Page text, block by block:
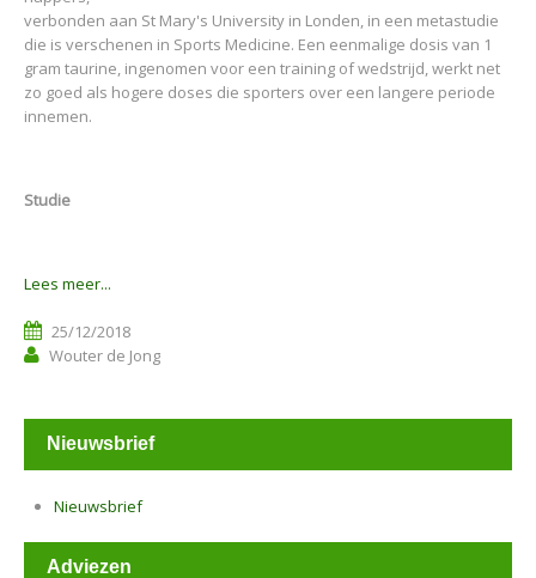
verbonden aan St Mary's University in Londen, in een metastudie
die is verschenen in Sports Medicine. Een eenmalige dosis van 1
gram taurine, ingenomen voor een training of wedstrijd, werkt net
zo goed als hogere doses die sporters over een langere periode
innemen.
Studie
Lees meer...
25/12/2018
Wouter de Jong
Nieuwsbrief
Nieuwsbrief
Adviezen